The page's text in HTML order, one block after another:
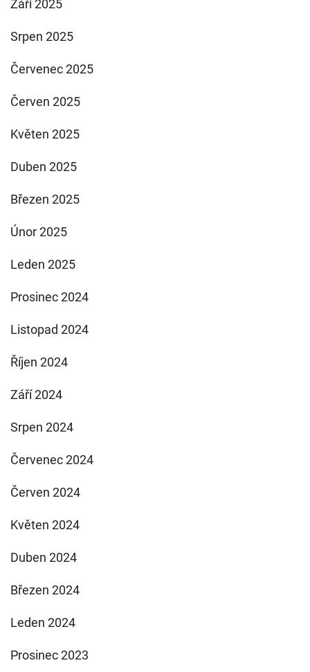
Září 2025
Srpen 2025
Červenec 2025
Červen 2025
Květen 2025
Duben 2025
Březen 2025
Únor 2025
Leden 2025
Prosinec 2024
Listopad 2024
Říjen 2024
Září 2024
Srpen 2024
Červenec 2024
Červen 2024
Květen 2024
Duben 2024
Březen 2024
Leden 2024
Prosinec 2023